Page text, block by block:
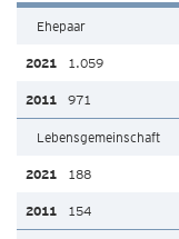
Ehepaar
1.059
971
Lebensgemeinschaft
188
154